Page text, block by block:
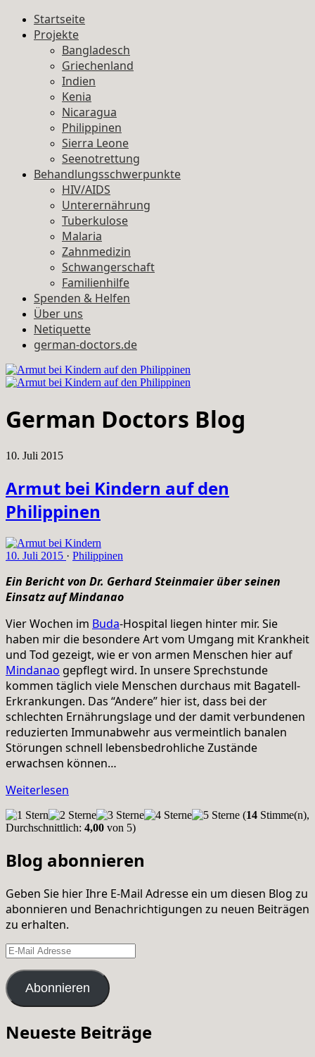
Startseite
Projekte
Bangladesch
Griechenland
Indien
Kenia
Nicaragua
Philippinen
Sierra Leone
Seenotrettung
Behandlungsschwerpunkte
HIV/AIDS
Unterernährung
Tuberkulose
Malaria
Zahnmedizin
Schwangerschaft
Familienhilfe
Spenden & Helfen
Über uns
Netiquette
german-doctors.de
German Doctors Blog
10. Juli 2015
Armut bei Kindern auf den
Philippinen
10. Juli 2015 · Philippinen
Ein Bericht von Dr. Gerhard Steinmaier über seinen
Einsatz auf Mindanao
Vier Wochen im Buda-Hospital liegen hinter mir. Sie
haben mir die besondere Art vom Umgang mit Krankheit
und Tod gezeigt, wie er von armen Menschen hier auf
Mindanao gepflegt wird. In unsere Sprechstunde
kommen täglich viele Menschen durchaus mit Bagatell-
Erkrankungen. Das “Andere” hier ist, dass bei der
schlechten Ernährungslage und der damit verbundenen
reduzierten Immunabwehr aus vermeintlich banalen
Störungen schnell lebensbedrohliche Zustände
erwachsen können…
Weiterlesen
(14 Stimme(n),
Durchschnittlich: 4,00 von 5)
Blog abonnieren
Geben Sie hier Ihre E-Mail Adresse ein um diesen Blog zu
abonnieren und Benachrichtigungen zu neuen Beiträgen
zu erhalten.
E-
Mail
AdresseAbonnieren
Neueste Beiträge